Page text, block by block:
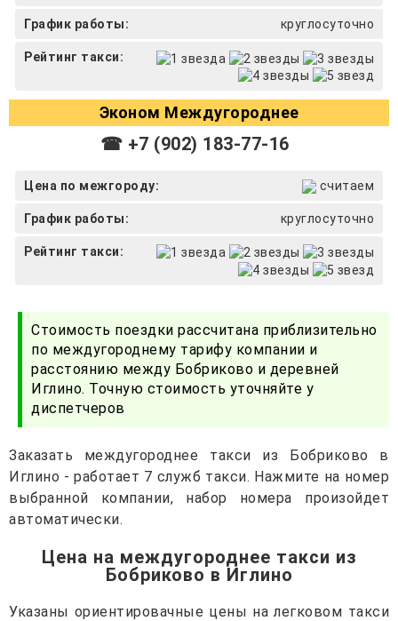
График работы: круглосуточно
Рейтинг такси:
Эконом Междугороднее
☎ +7 (902) 183-77-16
Цена по межгороду: считаем
График работы: круглосуточно
Рейтинг такси:
Стоимость поездки рассчитана приблизительно
по междугороднему тарифу компании и
расстоянию между Бобриково и деревней
Иглино. Точную стоимость уточняйте у
диспетчеров
Заказать междугороднее такси из Бобриково в
Иглино - работает 7 служб такси. Нажмите на номер
выбранной компании, набор номера произойдет
автоматически.
Цена на междугороднее такси из
Бобриково в Иглино
Указаны ориентировачные цены на легковом такси